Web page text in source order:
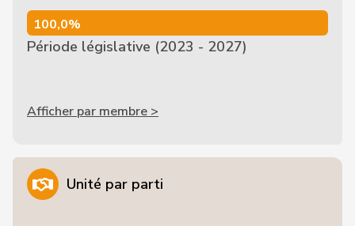
100,0%
100,0%
Période législative (2023 - 2027)
Afficher par membre >
Unité par parti